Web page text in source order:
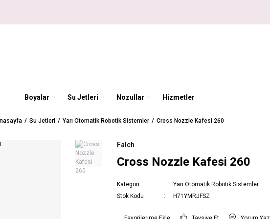
Boyalar Su Jetleri Nozullar Hizmetler
Su Jetleri Yarı Otomatik Robotik Sistemler Cross Nozzle Kafesi 260
Falch
Cross Nozzle Kafesi 260
Kategori
Yarı Otomatik Robotik Sistemler
Stok Kodu
H71YMRJFSZ